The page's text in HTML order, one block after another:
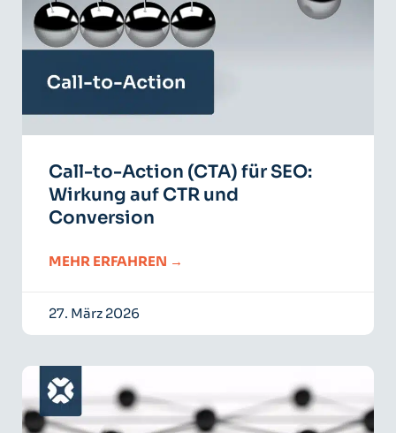
Call-to-Action (CTA) für SEO:
Wirkung auf CTR und
Conversion
MEHR ERFAHREN →
27. März 2026